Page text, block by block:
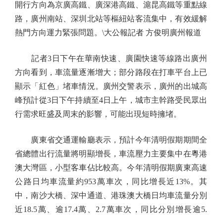
開行方向為京廣高鐵、廣深港高鐵、滬昆高鐵等重點線
路，廣州南站、深圳北站等樞紐站客流集中，有效緩解
熱門方向運力緊張問題。\大公報記者 方俊明廣州報道
記者3日下午在華南快速、廣園快速等線路出廣州
方向看到，車流量逐漸增大；部分路段在打車平台上已
顯示「紅色」堵車情況。廣州交警表示，廣州的出城高
峰預計從3日下午持續至4日上午，城市主幹路受民眾出
行需求旺盛及周末的影響，可能出現短時擁堵。
廣東省交通運輸廳表示，預計今年清明假期期間全
省總體出行流量將明顯增長，車流壓力主要集中在粵港
澳大灣區，小型客車佔比較高。今年清明假期廣東高速
公路日均車流量約953萬車次，同比增長近13%。其
中，南沙大橋、深中通道、港珠澳大橋日均車流量分別
近18.5萬、逾17.4萬、2.7萬車次，同比分別增長逾5.